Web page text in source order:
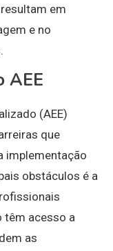
em
e no
AEE
(AEE)
que
implementação
obstáculos é a
têm acesso a
as